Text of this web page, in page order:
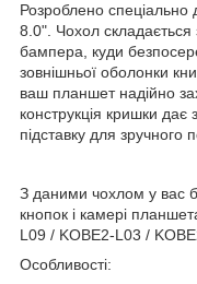
Розроблено
8.0". Чохол складається
бампера, куди
зовнішньої оболонки
ваш планшет надійно
конструкція кришки дає
підставку для зручного
З даними чохлом у вас
кнопок і камері
L09 / KOBE2-L03 /
Особливості: